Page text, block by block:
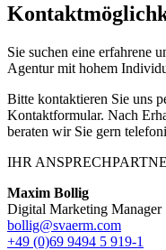
Sie suchen eine erfahrene
Agentur mit hohem
Bitte kontaktieren Sie uns
Kontaktformular. Nach
beraten wir Sie gern
IHR
Maxim Bollig
Digital Marketing Manager
bollig@svaerm.com
+49 (0)69 9494 5 919-1